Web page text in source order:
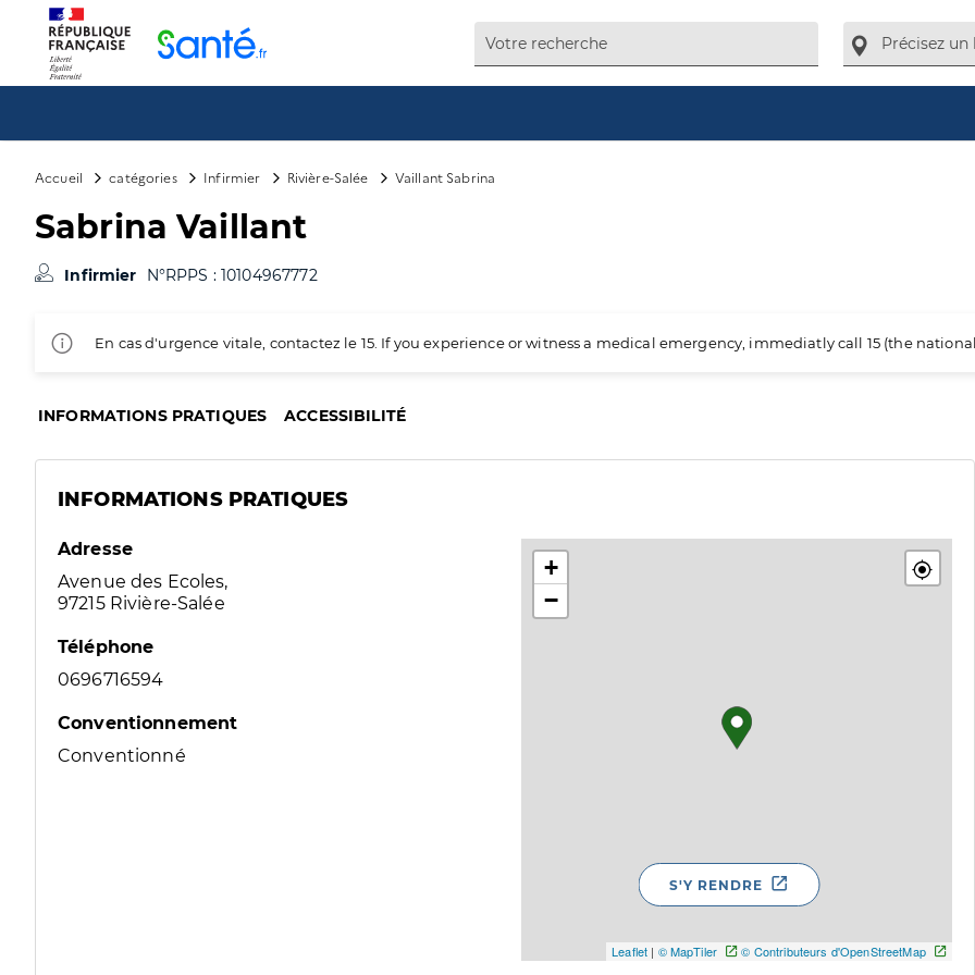
Accueil catégories Infirmier Rivière-Salée Vaillant Sabrina
Sabrina Vaillant
Infirmier N°RPPS : 10104967772
En cas d'urgence vitale, contactez le 15. If you experience or witness a medical emergency, immediatly call 15 (the
INFORMATIONS PRATIQUES ACCESSIBILITÉ
INFORMATIONS PRATIQUES
Adresse
Avenue des Ecoles,
97215 Rivière-Salée
Téléphone
0696716594
Conventionnement
Conventionné
+
−
Leaflet | © MapTiler © Contributeurs d'OpenStreetMap
S'Y RENDRE
Panneau de gestion des cookies